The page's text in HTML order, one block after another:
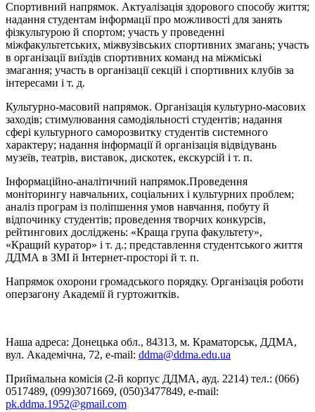
Спортивний напрямок. Актуалізація здорового способу життя;
надання студентам інформації про можливості для занять
фізкультурою й спортом; участь у проведенні
міжфакультетських, міжвузівських спортивних змагань; участь
в організації виїздів спортивних команд на міжміські
змагання; участь в організації секцій і спортивних клубів за
інтересами і т. д.
Культурно-масовий напрямок. Організація культурно-масових
заходів; стимулювання самодіяльності студентів; надання
сфері культурного саморозвитку студентів системного
характеру; надання інформації й організація відвідувань
музеїв, театрів, виставок, дискотек, екскурсій і т. п.
Інформаційно-аналітичний напрямок.Проведення
моніторингу навчальних, соціальних і культурних проблем;
аналіз програм із поліпшення умов навчання, побуту й
відпочинку студентів; проведення творчих конкурсів,
рейтингових досліджень: «Краща група факультету»,
«Кращий куратор» і т. д.; представлення студентського життя
ДДМА в ЗМІ й Інтернет-просторі й т. п.
Напрямок охорони громадського порядку. Організація роботи
оперзагону Академії й гуртожитків.
Наша адреса: Донецька обл., 84313, м. Краматорськ, ДДМА,
вул. Академічна, 72, е-mail: ddma@ddma.edu.ua
Приймальна комісія (2-й корпус ДДМА, ауд. 2214) тел.: (066)
0517489, (099)3071669, (050)3477849, e-mail:
pk.ddma.1952@gmail.com